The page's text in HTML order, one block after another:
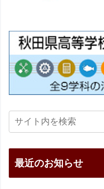
最近のお知らせ